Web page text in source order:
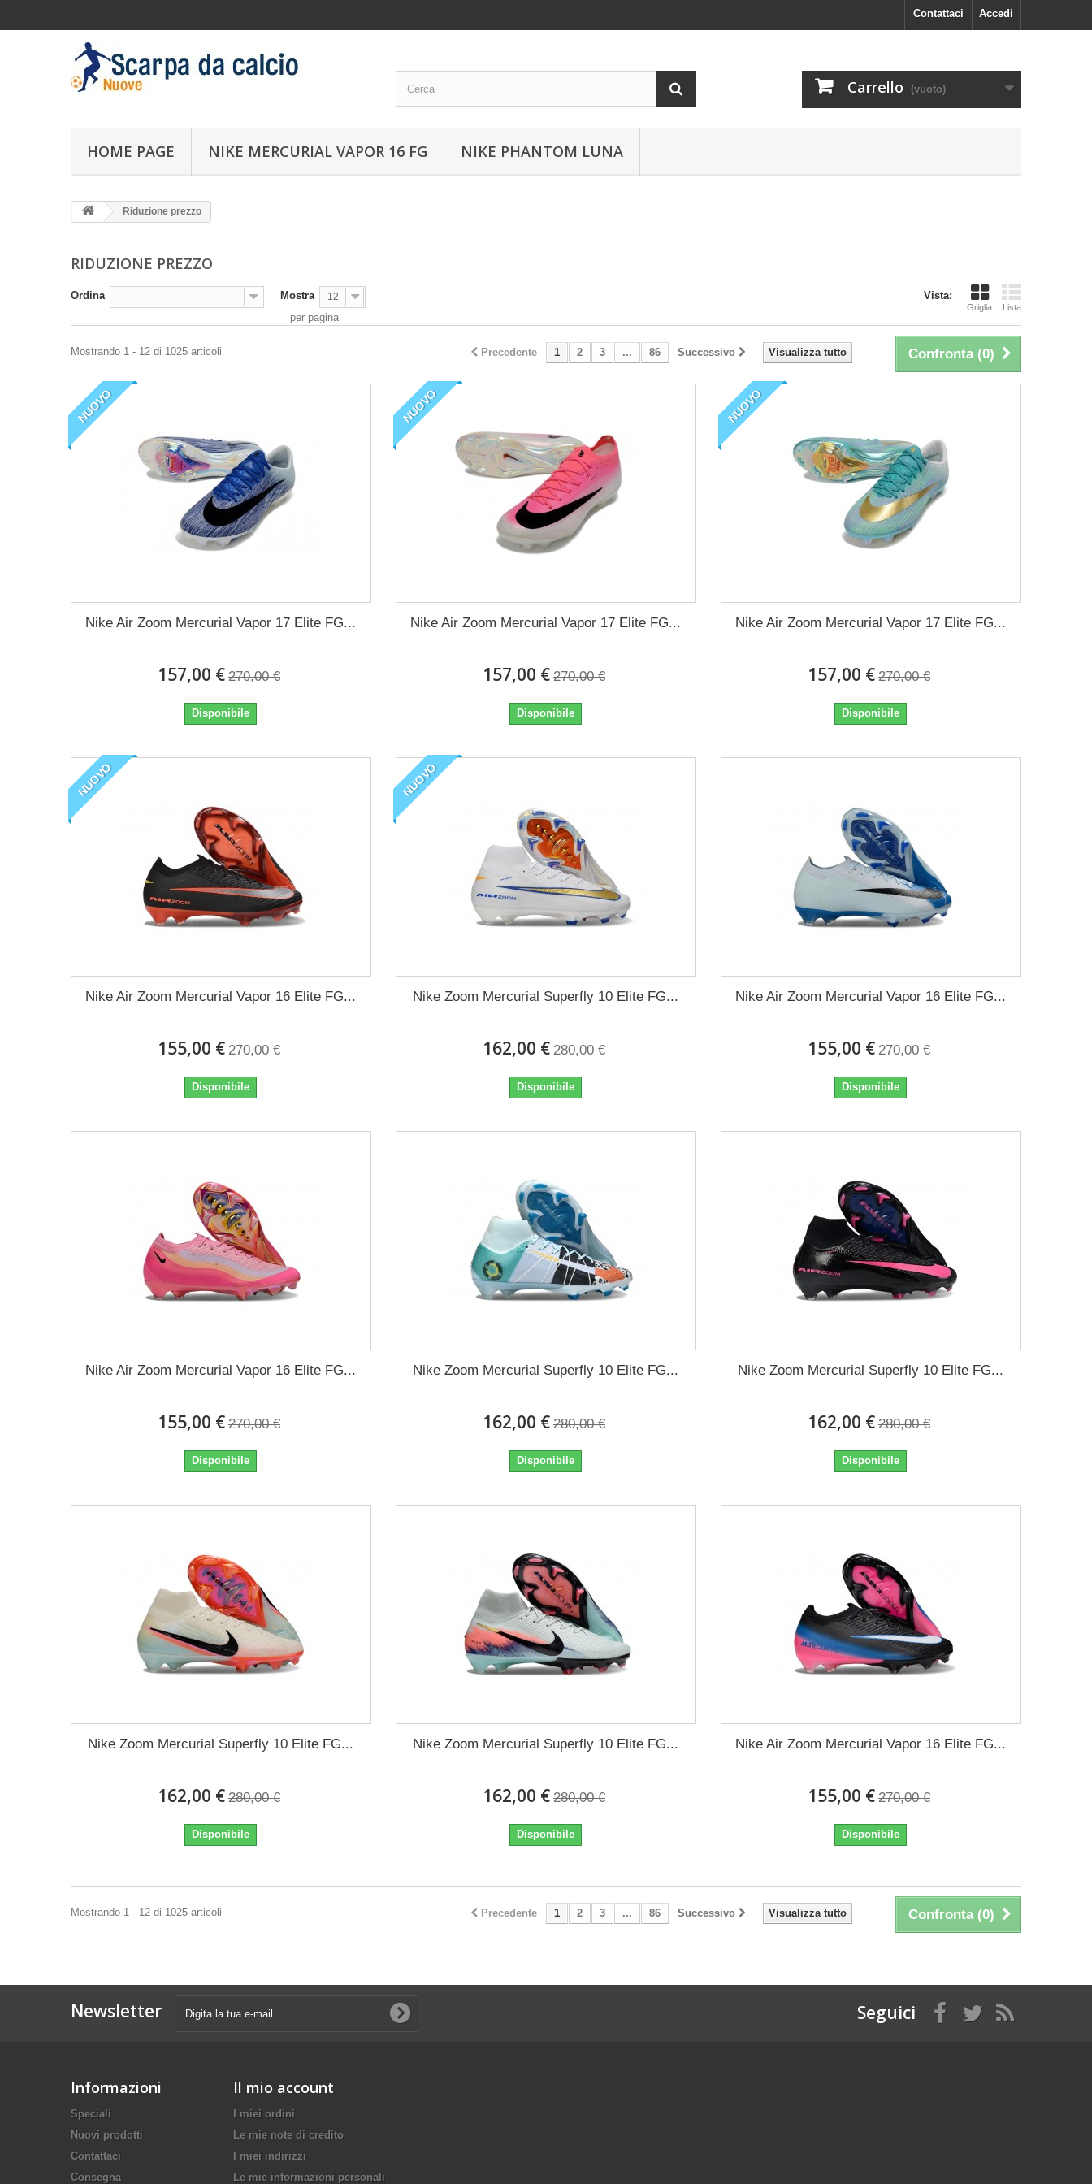
Accedi
Contattaci
Carrello (vuoto)
HOME PAGE NIKE MERCURIAL VAPOR 16 FG NIKE PHANTOM LUNA
Riduzione prezzo
RIDUZIONE PREZZO
Vista:
Griglia Lista
Ordina -- Mostra 12
per pagina
Confronta (0)
Visualizza tutto
Precedente 1 2 3 ... 86 Successivo
Mostrando 1 - 12 di 1025 articoli
NUOVO
Nike Air Zoom Mercurial Vapor 17 Elite FG...
157,00 € 270,00 €
Disponibile
NUOVO
Nike Air Zoom Mercurial Vapor 17 Elite FG...
157,00 € 270,00 €
Disponibile
NUOVO
Nike Air Zoom Mercurial Vapor 17 Elite FG...
157,00 € 270,00 €
Disponibile
NUOVO
Nike Air Zoom Mercurial Vapor 16 Elite FG...
155,00 € 270,00 €
Disponibile
NUOVO
Nike Zoom Mercurial Superfly 10 Elite FG...
162,00 € 280,00 €
Disponibile
Nike Air Zoom Mercurial Vapor 16 Elite FG...
155,00 € 270,00 €
Disponibile
Nike Air Zoom Mercurial Vapor 16 Elite FG...
155,00 € 270,00 €
Disponibile
Nike Zoom Mercurial Superfly 10 Elite FG...
162,00 € 280,00 €
Disponibile
Nike Zoom Mercurial Superfly 10 Elite FG...
162,00 € 280,00 €
Disponibile
Nike Zoom Mercurial Superfly 10 Elite FG...
162,00 € 280,00 €
Disponibile
Nike Zoom Mercurial Superfly 10 Elite FG...
162,00 € 280,00 €
Disponibile
Nike Air Zoom Mercurial Vapor 16 Elite FG...
155,00 € 270,00 €
Disponibile
Confronta (0)
Visualizza tutto
Precedente 1 2 3 ... 86 Successivo
Mostrando 1 - 12 di 1025 articoli
Newsletter Seguici
Informazioni
Speciali
Nuovi prodotti
Contattaci
Consegna
Il mio account
I miei ordini
Le mie note di credito
I miei indirizzi
Le mie informazioni personali